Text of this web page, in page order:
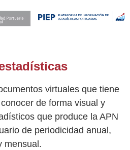
virtuales que tiene
de forma visual y
que produce la APN
de periodicidad anual,
mensual.